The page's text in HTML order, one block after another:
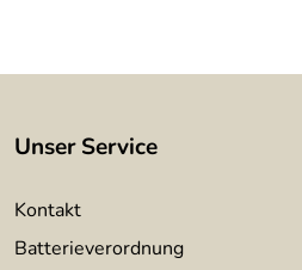
Unser Service
Kontakt
Batterieverordnung